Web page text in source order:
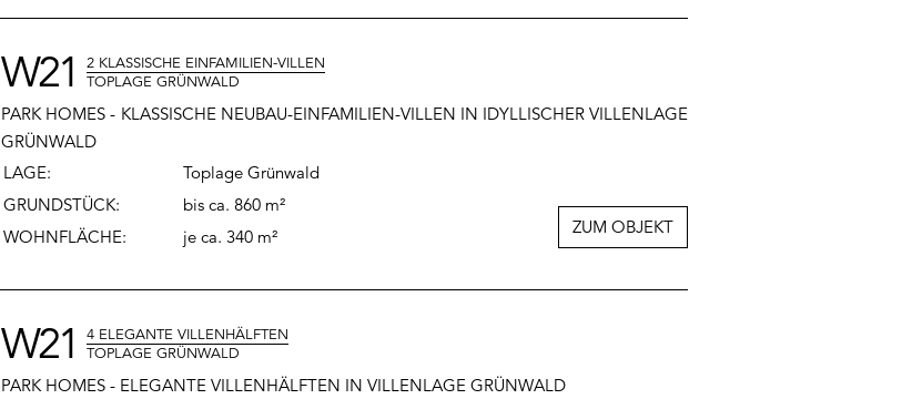
W21
2 KLASSISCHE EINFAMILIEN-VILLEN
TOPLAGE GRÜNWALD
PARK HOMES - KLASSISCHE NEUBAU-EINFAMILIEN-VILLEN IN IDYLLISCHER VILLENLAGE
GRÜNWALD
LAGE:
ToplageGrünwald
GRUNDSTÜCK:
bis ca. 860 m²
WOHNFLÄCHE: je ca. 340 m² ZUM OBJEKT
W21
4 ELEGANTE VILLENHÄLFTEN
TOPLAGE GRÜNWALD
PARK HOMES - ELEGANTE VILLENHÄLFTEN IN VILLENLAGE GRÜNWALD